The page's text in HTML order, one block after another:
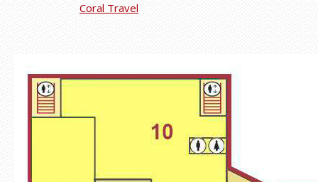
Coral Travel